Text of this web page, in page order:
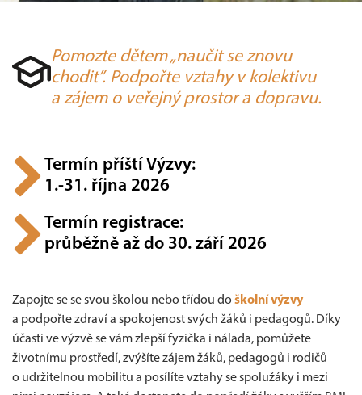
Pomozte dětem „naučit se znovu
chodit”. Podpořte vztahy v kolektivu
a zájem o veřejný prostor a dopravu.
Termín příští Výzvy:
1.-31. října 2026
Termín registrace:
průběžně až do 30. září 2026
Zapojte se se svou školou nebo třídou do školní výzvy
a podpořte zdraví a spokojenost svých žáků i pedagogů. Díky
účasti ve výzvě se vám zlepší fyzička i nálada, pomůžete
životnímu prostředí, zvýšíte zájem žáků, pedagogů i rodičů
o udržitelnou mobilitu a posílíte vztahy se spolužáky i mezi